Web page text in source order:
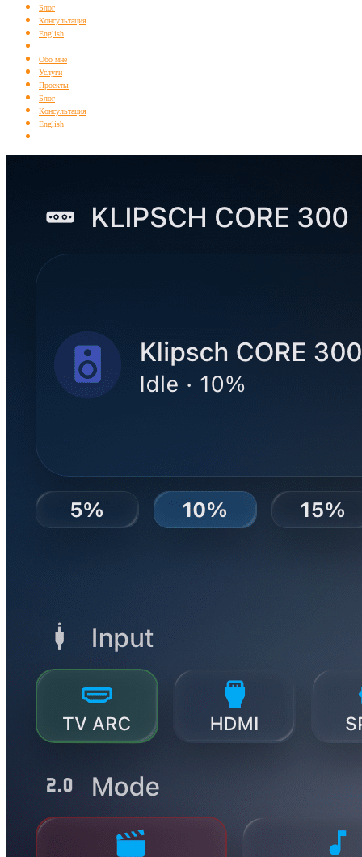
Блог
Консультация
English
Обо мне
Услуги
Проекты
Блог
Консультация
English